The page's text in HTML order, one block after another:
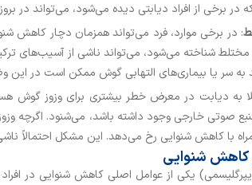
در برخی از افراد دیابتی دیده می‌شود، می‌تواند در
: در برخی موارد، فرد می‌تواند همزمان دچار کاهش
شناخته می‌شود، می‌تواند ناشی از آسیب‌های
به سر یا بیماری‌های التهابی گوش ممکن است در
به دیابت در معرض خطر بیشتری برای وزوز گوش
صوتی خارجی وجود داشته باشد، می‌شنود. اگرچه
با کاهش شنوایی رخ می‌دهد. این مشکل احتمالاً
کاهش شنوایی
یکی از عوامل اصلی کاهش شنوایی در